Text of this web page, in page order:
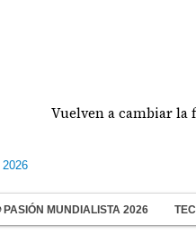
Vuelven a cambiar la fecha
PASIÓN MUNDIALISTA 2026